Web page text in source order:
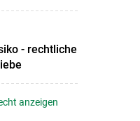
- rechtliche
anzeigen